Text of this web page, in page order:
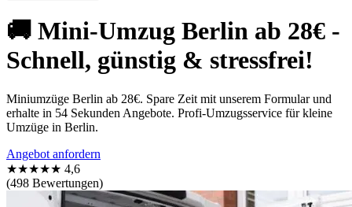
🚚 Mini-Umzug Berlin ab 28€ -
Schnell, günstig & stressfrei!
Miniumzüge Berlin ab 28€. Spare Zeit mit unserem Formular und
erhalte in 54 Sekunden Angebote. Profi-Umzugsservice für kleine
Umzüge in Berlin.
Angebot anfordern
★★★★★ 4,6
(498 Bewertungen)